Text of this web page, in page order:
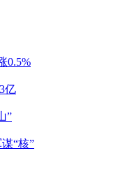
0.5%
亿
”
“核”